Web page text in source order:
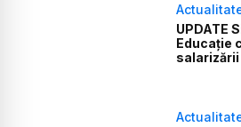
UPDATE
Educație